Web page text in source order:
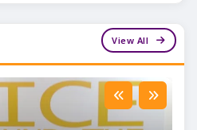
View All